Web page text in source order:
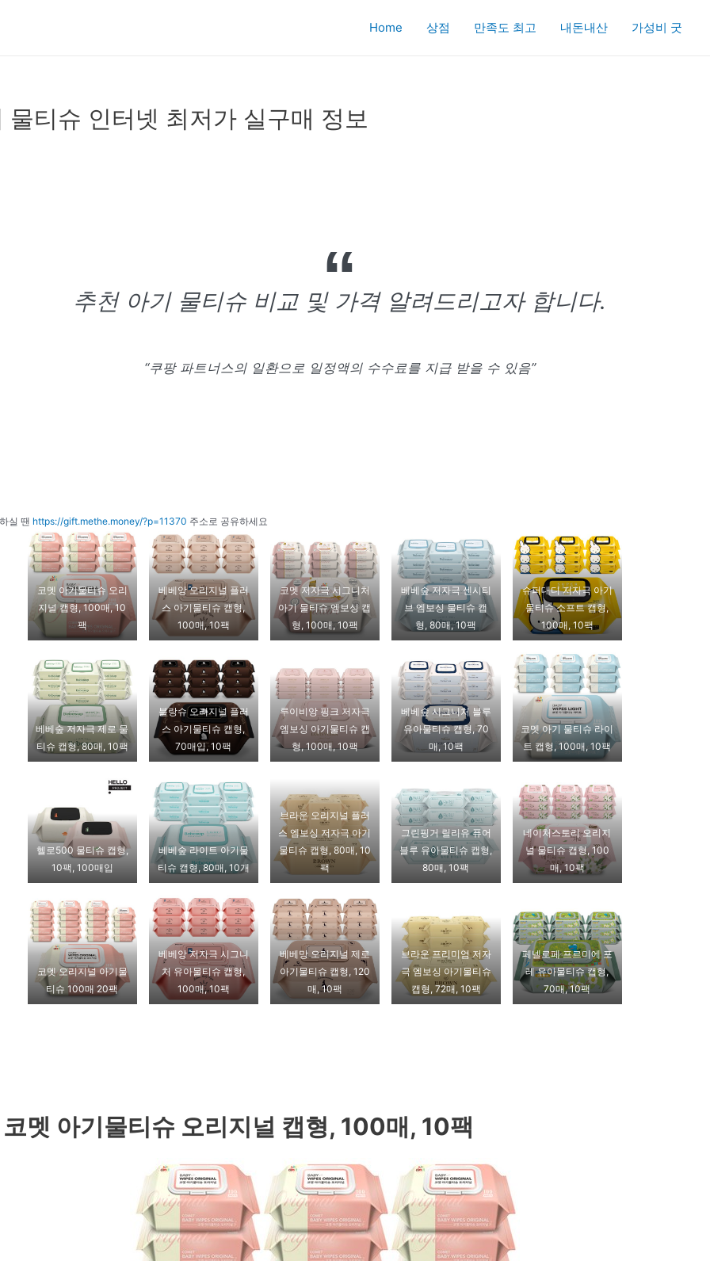
Home 상점 만족도 최고 내돈내산 가성비 굿
물티슈 인터넷 최저가 실구매 정보
추천 아기 물티슈 비교 및 가격 알려드리고자 합니다.
“쿠팡 파트너스의 일환으로 일정액의 수수료를 지급 받을 수 있음”
실 땐 https://gift.methe.money/?p=11370 주소로 공유하세요
코멧 아기물티슈 오리
지널 캡형, 100매, 10
팩
베베앙 오리지널 플러
스 아기물티슈 캡형,
100매, 10팩
코멧 저자극 시그니처
아기 물티슈 엠보싱 캡
형, 100매, 10팩
베베숲 저자극 센시티
브 엠보싱 물티슈 캡
형, 80매, 10팩
슈퍼대디 저자극 아기
물티슈 소프트 캡형,
100매, 10팩
베베숲 저자극 제로 물
티슈 캡형, 80매, 10팩
블랑슈 오리지널 플러
스 아기물티슈 캡형,
70매입, 10팩
루이비앙 핑크 저자극
엠보싱 아기물티슈 캡
형, 100매, 10팩
베베숲 시그니처 블루
유아물티슈 캡형, 70
매, 10팩
코멧 아기 물티슈 라이
트 캡형, 100매, 10팩
헬로500 물티슈 캡형,
10팩, 100매입
베베숲 라이트 아기물
티슈 캡형, 80매, 10개
브라운 오리지널 플러
스 엠보싱 저자극 아기
물티슈 캡형, 80매, 10
팩
그린핑거 릴리유 퓨어
블루 유아물티슈 캡형,
80매, 10팩
네이처스토리 오리지
널 물티슈 캡형, 100
매, 10팩
코멧 오리지널 아기물
티슈 100매 20팩
베베앙 저자극 시그니
처 유아물티슈 캡형,
100매, 10팩
베베망 오리지널 제로
아기물티슈 캡형, 120
매, 10팩
브라운 프리미엄 저자
극 엠보싱 아기물티슈
캡형, 72매, 10팩
페넬로페 프르미에 포
레 유아물티슈 캡형,
70매, 10팩
코멧 아기물티슈 오리지널 캡형, 100매, 10팩